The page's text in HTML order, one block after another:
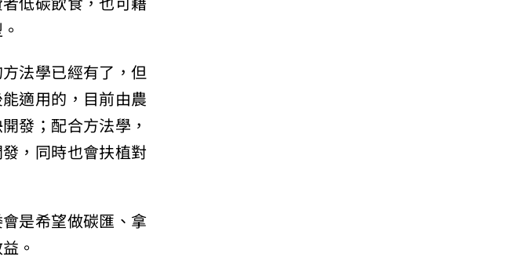
法學已經有了，但
適用的，目前由農
發；配合方法學，
，同時也會扶植對
是希望做碳匯、拿
。